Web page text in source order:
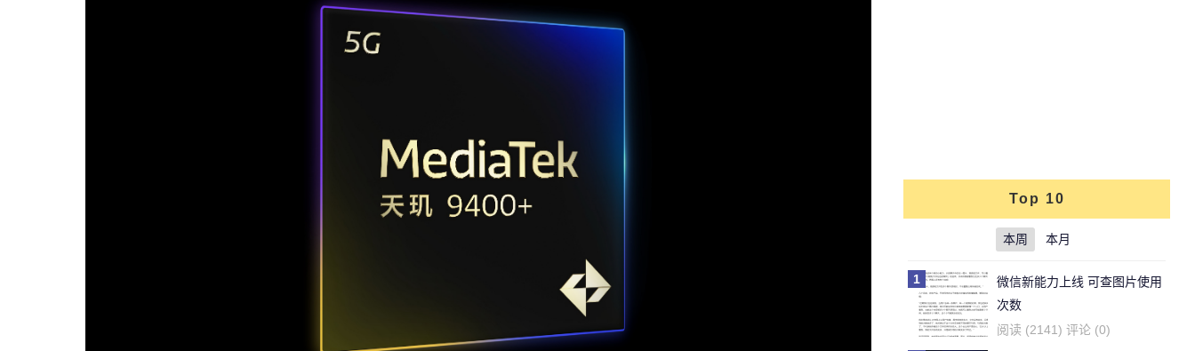
Top 10
本周 本月
1
微信新能力上线 可查图片使用
次数
阅读 (2141) 评论 (0)